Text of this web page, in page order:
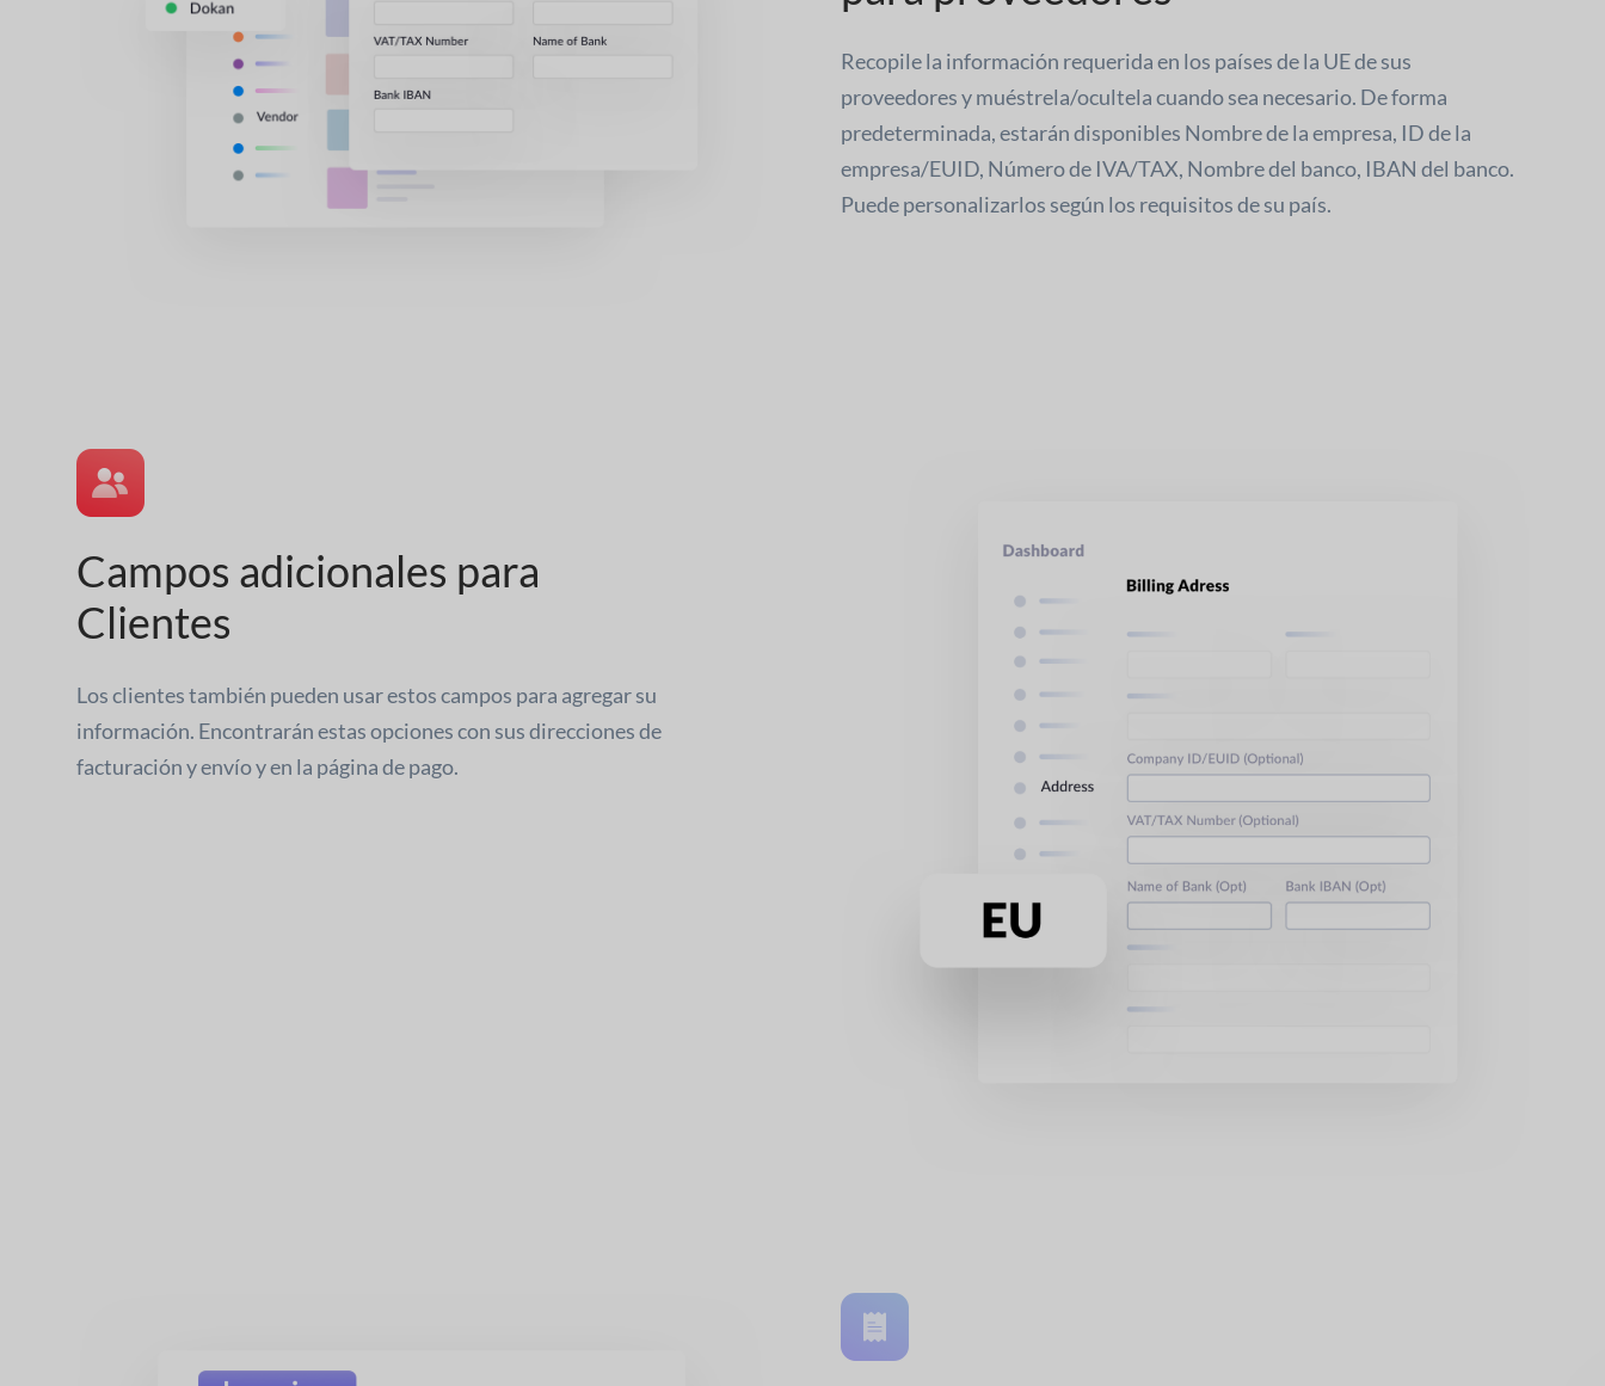
Recopile la información requerida en los países de la UE de sus
proveedores y muéstrela/ocultela cuando sea necesario. De forma
predeterminada, estarán disponibles Nombre de la empresa, ID de la
empresa/EUID, Número de IVA/TAX, Nombre del banco, IBAN del banco.
Puede personalizarlos según los requisitos de su país.
Campos adicionales para
Clientes
Los clientes también pueden usar estos campos para agregar su
información. Encontrarán estas opciones con sus direcciones de
facturación y envío y en la página de pago.